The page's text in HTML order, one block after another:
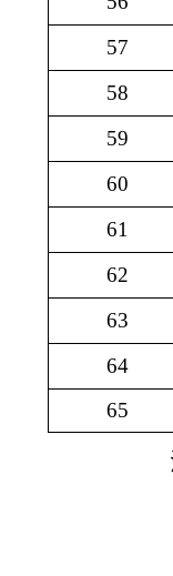
57
58
59
60
61
62
63
64
65
注